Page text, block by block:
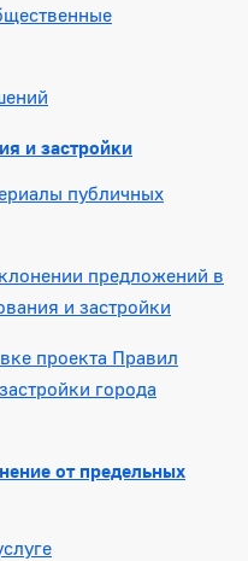
и застройки
публичных
предложений в
и застройки
проекта Правил
города
от предельных